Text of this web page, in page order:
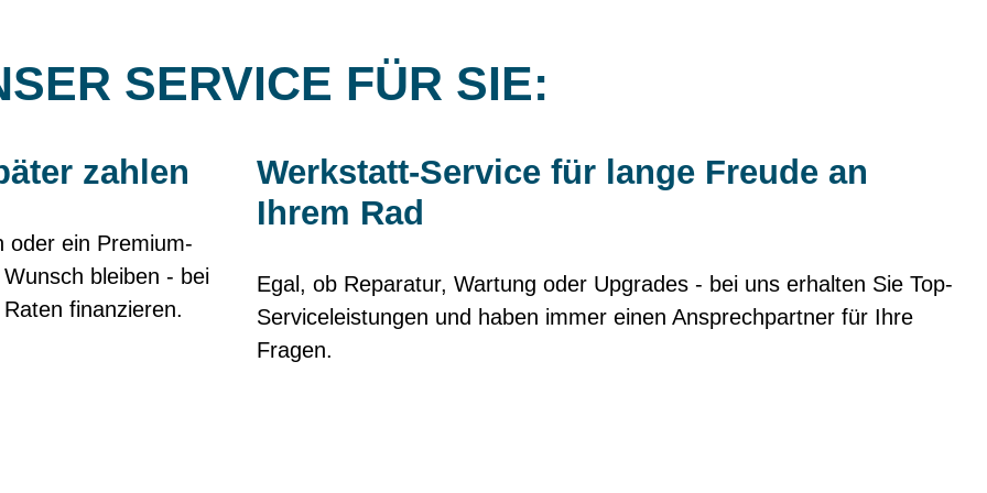
SERVICE FÜR SIE:
zahlen
oder ein Premium-
bleiben - bei
finanzieren.
Werkstatt-Service für lange Freude an
Ihrem Rad
Egal, ob Reparatur, Wartung oder Upgrades - bei uns erhalten Sie Top-
Serviceleistungen und haben immer einen Ansprechpartner für Ihre
Fragen.